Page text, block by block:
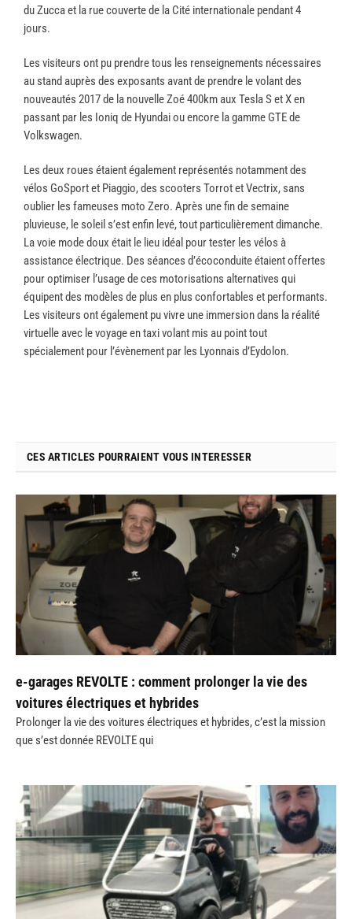
du Zucca et la rue couverte de la Cité internationale pendant 4
jours.
Les visiteurs ont pu prendre tous les renseignements nécessaires
au stand auprès des exposants avant de prendre le volant des
nouveautés 2017 de la nouvelle Zoé 400km aux Tesla S et X en
passant par les Ioniq de Hyundai ou encore la gamme GTE de
Volkswagen.
Les deux roues étaient également représentés notamment des
vélos GoSport et Piaggio, des scooters Torrot et Vectrix, sans
oublier les fameuses moto Zero. Après une fin de semaine
pluvieuse, le soleil s’est enfin levé, tout particulièrement dimanche.
La voie mode doux était le lieu idéal pour tester les vélos à
assistance électrique. Des séances d’écoconduite étaient offertes
pour optimiser l’usage de ces motorisations alternatives qui
équipent des modèles de plus en plus confortables et performants.
Les visiteurs ont également pu vivre une immersion dans la réalité
virtuelle avec le voyage en taxi volant mis au point tout
spécialement pour l’évènement par les Lyonnais d’Eydolon.
CES ARTICLES POURRAIENT VOUS INTERESSER
e-garages REVOLTE : comment prolonger la vie des
voitures électriques et hybrides
Prolonger la vie des voitures électriques et hybrides, c’est la mission
que s’est donnée REVOLTE qui